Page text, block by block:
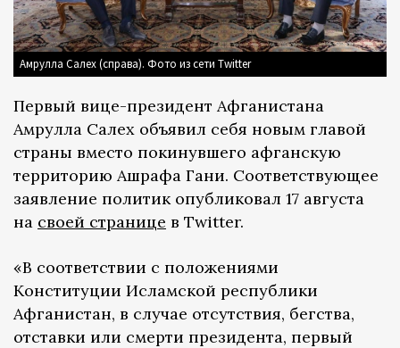
Амрулла Салех (справа). Фото из сети Twitter
Первый вице-президент Афганистана
Амрулла Салех объявил себя новым главой
страны вместо покинувшего афганскую
территорию Ашрафа Гани. Соответствующее
заявление политик опубликовал 17 августа
на своей странице в Twitter.
«В соответствии с положениями
Конституции Исламской республики
Афганистан, в случае отсутствия, бегства,
отставки или смерти президента, первый